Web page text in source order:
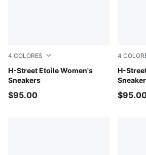
4 COLORES
H-Street Etoile Women's
Sneakers
Misty Pink-Chocolate Fondue
$95.00
4
H-
Matte